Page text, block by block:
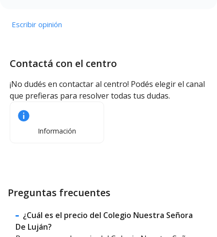
Escribir opinión
Contactá con el centro
¡No dudés en contactar al centro! Podés elegir el canal
que prefieras para resolver todas tus dudas.
Información
Preguntas frecuentes
¿Cuál es el precio del Colegio Nuestra Señora
De Luján?